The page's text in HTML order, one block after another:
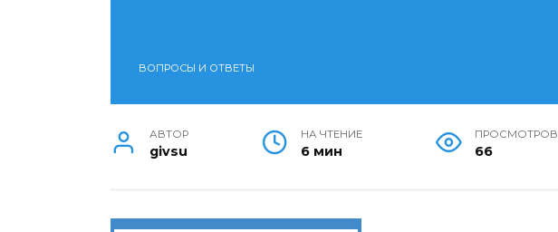
ВОПРОСЫ И ОТВЕТЫ
АВТОР
givsu
НА ЧТЕНИЕ
6 мин
ПРОСМОТРОВ
66